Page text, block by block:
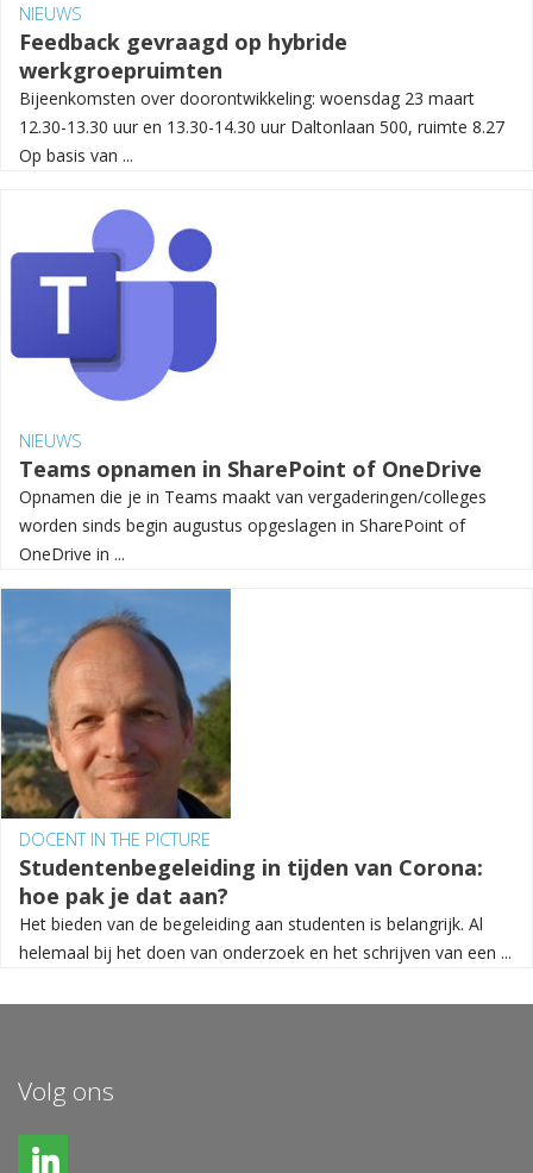
NIEUWS
Feedback gevraagd op hybride
werkgroepruimten
Bijeenkomsten over doorontwikkeling: woensdag 23 maart
12.30-13.30 uur en 13.30-14.30 uur Daltonlaan 500, ruimte 8.27
Op basis van ...
NIEUWS
Teams opnamen in SharePoint of OneDrive
Opnamen die je in Teams maakt van vergaderingen/colleges
worden sinds begin augustus opgeslagen in SharePoint of
OneDrive in ...
DOCENT IN THE PICTURE
Studentenbegeleiding in tijden van Corona:
hoe pak je dat aan?
Het bieden van de begeleiding aan studenten is belangrijk. Al
helemaal bij het doen van onderzoek en het schrijven van een ...
Volg ons